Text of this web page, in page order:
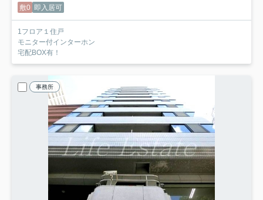
敷0 即入居可
1フロア１住戸
モニター付インターホン
宅配BOX有！
事務所